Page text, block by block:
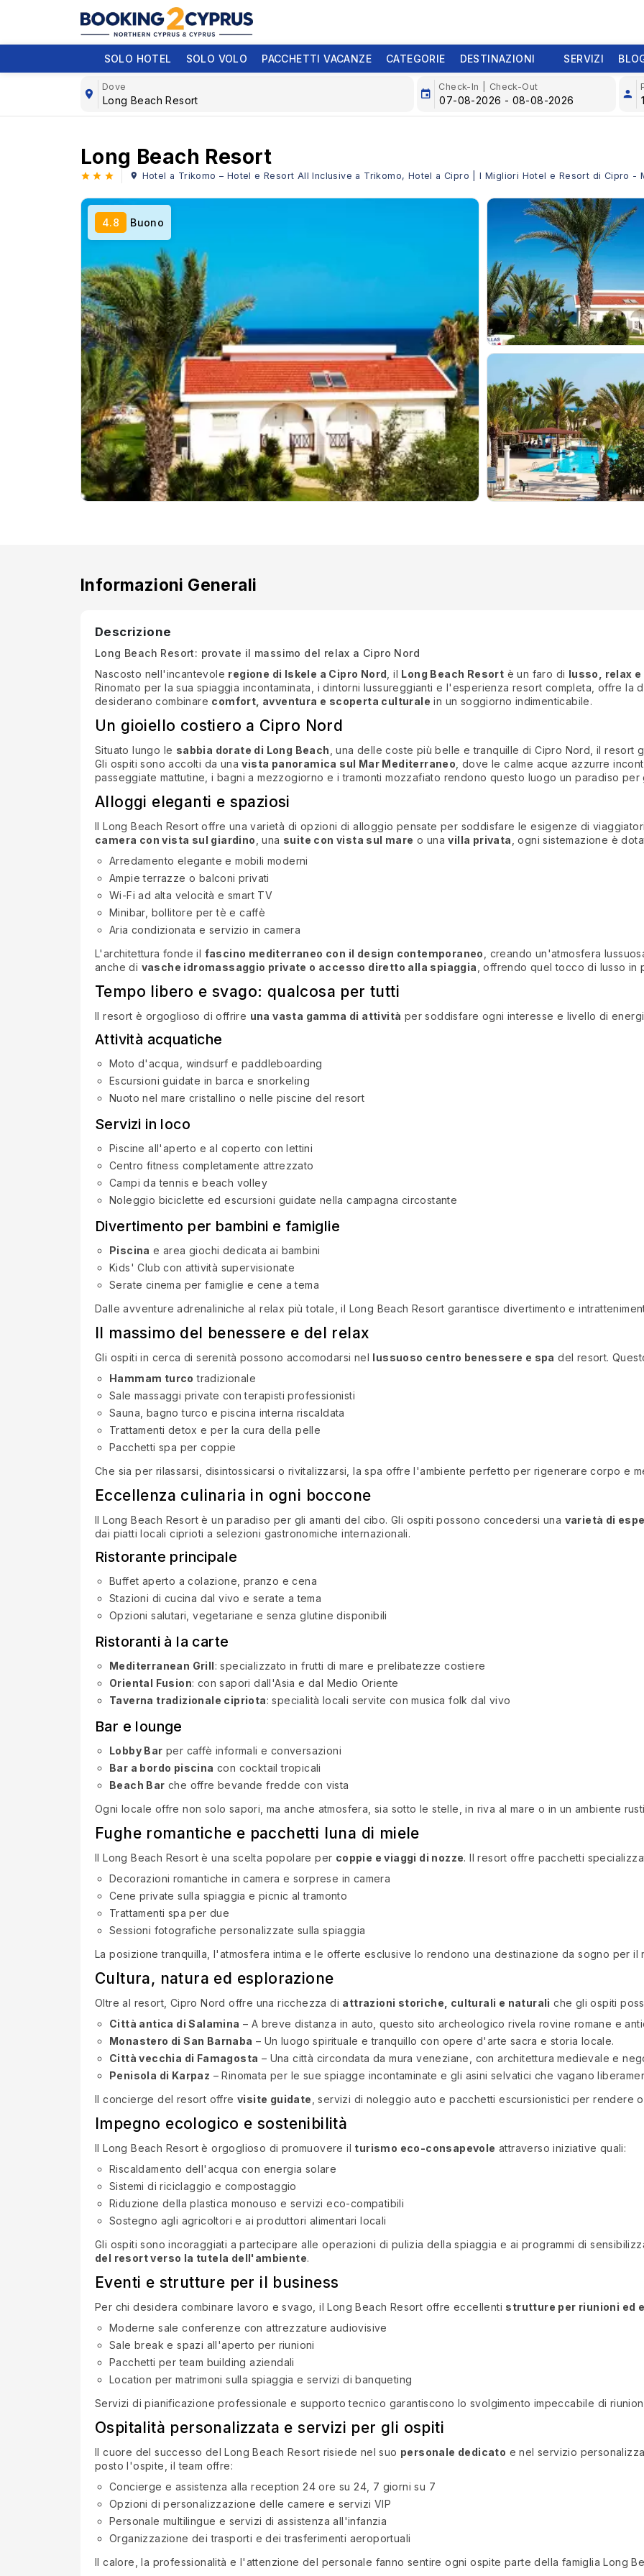
SOLO HOTEL SOLO VOLO PACCHETTI VACANZE CATEGORIE DESTINAZIONI SERVIZI
Dove Check-In | Check-Out
Long Beach Resort
Hotel a Trikomo – Hotel e Resort All Inclusive a Trikomo, Hotel a Cipro | I Migliori Hotel e Resort di Cipro -
4.8 Buono
Informazioni Generali
Descrizione
Long Beach Resort: provate il massimo del relax a Cipro Nord
Nascosto nell'incantevole regione di Iskele a Cipro Nord , il Long Beach Resort è un faro di lusso, relax
Rinomato per la sua spiaggia incontaminata, i dintorni lussureggianti e l'esperienza resort completa, offre la
desiderano combinare comfort, avventura e scoperta culturale in un soggiorno indimenticabile.
Un gioiello costiero a Cipro Nord
Situato lungo le sabbia dorate di Long Beach , una delle coste più belle e tranquille di Cipro Nord, il resort
Gli ospiti sono accolti da unavista panoramica sul Mar Mediterraneo , dove le calme acque azzurre
passeggiate mattutine, i bagni a mezzogiorno e i tramonti mozzafiato rendono questo luogo un paradiso
Alloggi eleganti e spaziosi
Il Long Beach Resort offre una varietà di opzioni di alloggio pensate per soddisfare le esigenze di
camera con vista sul giardino , una suite con vista sul mare o unavilla privata , ogni sistemazione è
Arredamento elegante e mobili moderni
Ampie terrazze o balconi privati
Wi-Fi ad alta velocità e smart TV
Minibar, bollitore per tè e caffè
Aria condizionata e servizio in camera
L'architettura fonde il fascino mediterraneo con il design contemporaneo
, creando un'atmosfera
anche di vasche idromassaggio private o accesso diretto alla spiaggia , offrendo quel tocco di lusso in
Tempo libero e svago: qualcosa per tutti
Il resort è orgoglioso di offrire una vasta gamma di attività per soddisfare ogni interesse e livello di
Attività acquatiche
Moto d'acqua, windsurf e paddleboarding
Escursioni guidate in barca e snorkeling
Nuoto nel mare cristallino o nelle piscine del resort
Servizi in loco
Piscine all'aperto e al coperto con lettini
Centro fitness completamente attrezzato
Campi da tennis e beach volley
Noleggio biciclette ed escursioni guidate nella campagna circostante
Divertimento per bambini e famiglie
Piscina e area giochi dedicata ai bambini
Kids' Club con attività supervisionate
Serate cinema per famiglie e cene a tema
Dalle avventure adrenaliniche al relax più totale, il Long Beach Resort garantisce divertimento e
Il massimo del benessere e del relax
Gli ospiti in cerca di serenità possono accomodarsi nel lussuoso centro benessere e spa del resort.
Hammam turco tradizionale
Sale massaggi private con terapisti professionisti
Sauna, bagno turco e piscina interna riscaldata
Trattamenti detox e per la cura della pelle
Pacchetti spa per coppie
Che sia per rilassarsi, disintossicarsi o rivitalizzarsi, la spa offre l'ambiente perfetto per rigenerare corpo e
Eccellenza culinaria in ogni boccone
Il Long Beach Resort è un paradiso per gli amanti del cibo. Gli ospiti possono concedersi una varietà di
dai piatti locali ciprioti a selezioni gastronomiche internazionali.
Ristorante principale
Buffet aperto a colazione, pranzo e cena
Stazioni di cucina dal vivo e serate a tema
Opzioni salutari, vegetariane e senza glutine disponibili
Ristoranti à la carte
Mediterranean Grill: specializzato in frutti di mare e prelibatezze costiere
Oriental Fusion: con sapori dall'Asia e dal Medio Oriente
Taverna tradizionale cipriota: specialità locali servite con musica folk dal vivo
Bar e lounge
Lobby Bar per caffè informali e conversazioni
Bar a bordo piscina con cocktail tropicali
Beach Bar che offre bevande fredde con vista
Ogni locale offre non solo sapori, ma anche atmosfera, sia sotto le stelle, in riva al mare o in un ambiente
Fughe romantiche e pacchetti luna di miele
Il Long Beach Resort è una scelta popolare per coppie e viaggi di nozze. Il resort offre pacchetti
Decorazioni romantiche in camera e sorprese in camera
Cene private sulla spiaggia e picnic al tramonto
Trattamenti spa per due
Sessioni fotografiche personalizzate sulla spiaggia
La posizione tranquilla, l'atmosfera intima e le offerte esclusive lo rendono una destinazione da sogno per il
Cultura, natura ed esplorazione
Oltre al resort, Cipro Nord offre una ricchezza di attrazioni storiche, culturali e naturali che gli ospiti
Città antica di Salamina – A breve distanza in auto, questo sito archeologico rivela rovine romane e
Monastero di San Barnaba – Un luogo spirituale e tranquillo con opere d'arte sacra e storia locale.
Città vecchia di Famagosta – Una città circondata da mura veneziane, con architettura medievale e
Penisola di Karpaz – Rinomata per le sue spiagge incontaminate e gli asini selvatici che vagano
Il concierge del resort offre visite guidate , servizi di noleggio auto e pacchetti escursionistici per rendere
Impegno ecologico e sostenibilità
Il Long Beach Resort è orgoglioso di promuovere il turismo eco-consapevole attraverso iniziative quali:
Riscaldamento dell'acqua con energia solare
Sistemi di riciclaggio e compostaggio
Riduzione della plastica monouso e servizi eco-compatibili
Sostegno agli agricoltori e ai produttori alimentari locali
Gli ospiti sono incoraggiati a partecipare alle operazioni di pulizia della spiaggia e ai programmi di
del resort verso la tutela dell'ambiente.
Eventi e strutture per il business
Per chi desidera combinare lavoro e svago, il Long Beach Resort offre eccellenti strutture per riunioni ed
Moderne sale conferenze con attrezzature audiovisive
Sale break e spazi all'aperto per riunioni
Pacchetti per team building aziendali
Location per matrimoni sulla spiaggia e servizi di banqueting
Servizi di pianificazione professionale e supporto tecnico garantiscono lo svolgimento impeccabile di
Ospitalità personalizzata e servizi per gli ospiti
Il cuore del successo del Long Beach Resort risiede nel suo personale dedicato e nel servizio
posto l'ospite, il team offre:
Concierge e assistenza alla reception 24 ore su 24, 7 giorni su 7
Opzioni di personalizzazione delle camere e servizi VIP
Personale multilingue e servizi di assistenza all'infanzia
Organizzazione dei trasporti e dei trasferimenti aeroportuali
Il calore, la professionalità e l'attenzione del personale fanno sentire ogni ospite parte della famiglia Long